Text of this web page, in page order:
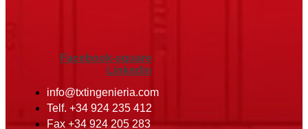
Facebook-square
Linkedin
info@txtingenieria.com
Telf. +34 924 235 412
Fax +34 924 205 283